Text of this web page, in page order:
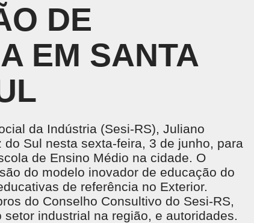
SESIMAX Saúde
DE FORMAÇÃO DE
para potencializar a gestão e
com base em pesquisa,
e aprendizagem ativa.
LMS PORTAL DO ALUNO EJA E
Acervo Virtual
CREDENCIADO
DE
EM SANTA
da Indústria (Sesi-RS), Juliano
Sul nesta sexta-feira, 3 de junho, para
de Ensino Médio na cidade. O
do modelo inovador de educação do
de referência no Exterior.
do Conselho Consultivo do Sesi-RS,
industrial na região, e autoridades.